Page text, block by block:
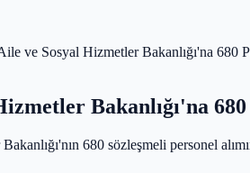
ve Sosyal Hizmetler Bakanlığı'na 680
Bakanlığı'na
680 sözleşmeli personel